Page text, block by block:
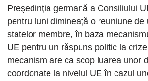
Preşedinţia germană a Consiliului
pentru luni dimineaţă o reuniune de
statelor membre, în baza
UE pentru un răspuns politic la
mecanism are ca scop luarea unor
coordonate la nivelul UE în cazul